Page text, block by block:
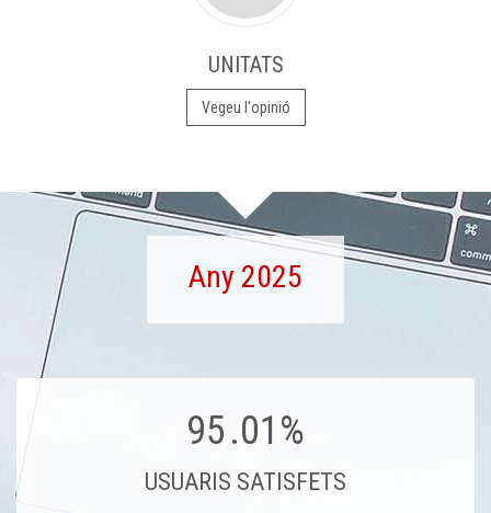
UNITATS
Vegeu l'opinió
Any 2025
95.01%
USUARIS SATISFETS